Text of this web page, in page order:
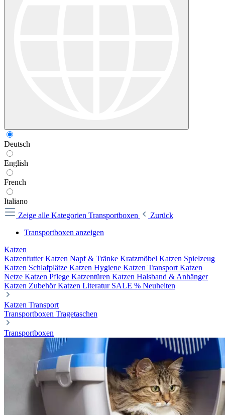
Deutsch
English
French
Italiano
Zeige alle Kategorien Transportboxen
Zurück
Transportboxen anzeigen
Katzen
KatzenfutterKatzen Napf & Tränke Kratzmöbel Katzen Spielzeug
Katzen Schlafplätze Katzen Hygiene Katzen Transport Katzen
Netze Katzen Pflege Katzentüren Katzen Halsband & Anhänger
Katzen ZubehörKatzen Literatur SALE % Neuheiten
Katzen Transport
Transportboxen Tragetaschen
Transportboxen